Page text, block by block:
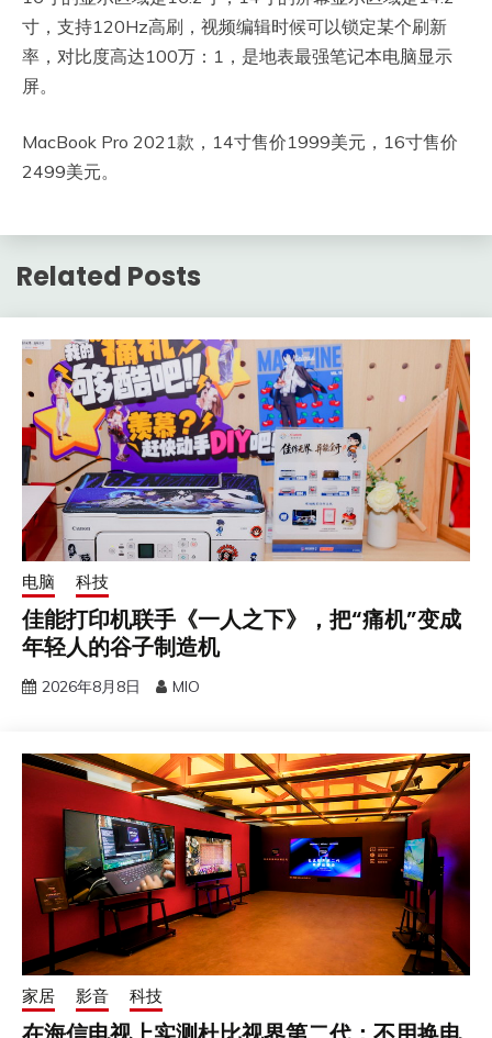
寸，支持120Hz高刷，视频编辑时候可以锁定某个刷新
率，对比度高达100万：1，是地表最强笔记本电脑显示
屏。
MacBook Pro 2021款，14寸售价1999美元，16寸售价
2499美元。
Related Posts
电脑 科技
佳能打印机联手《一人之下》，把“痛机”变成
年轻人的谷子制造机
2026年8月8日 MIO
家居 影音 科技